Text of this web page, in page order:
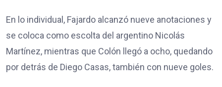
En lo individual, Fajardo alcanzó nueve anotaciones y
se coloca como escolta del argentino Nicolás
Martínez, mientras que Colón llegó a ocho, quedando
por detrás de Diego Casas, también con nueve goles.